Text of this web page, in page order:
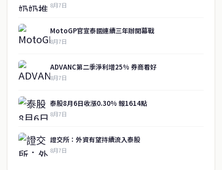
8月7日
MotoGP官宣泰國連續三年辦開幕戰
8月7日
ADVANC第二季淨利增25% 券商看好
8月7日
泰股8月6日收漲0.30% 報1614點
8月7日
證交所：外資有望持續流入泰股
8月7日